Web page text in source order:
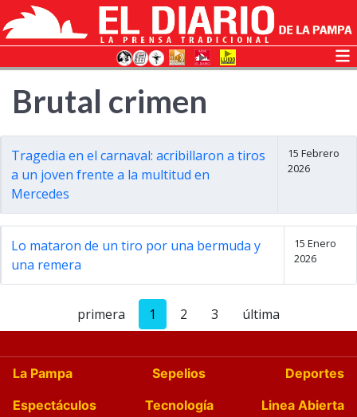
Brutal crimen
Tragedia en el carnaval: acribillaron a tiros
a un joven frente a la multitud en
Mercedes
15 Febrero
2026
Lo mataron de un tiro por una bermuda y
una remera
15 Enero
2026
primera 1 2 3 última
La Pampa Sepelios
Deportes
Espectáculos
Tecnología
Linea Abierta